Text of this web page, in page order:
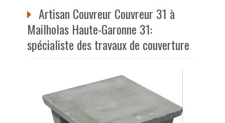
Artisan Couvreur Couvreur 31 à
Mailholas Haute-Garonne 31:
spécialiste des travaux de couverture